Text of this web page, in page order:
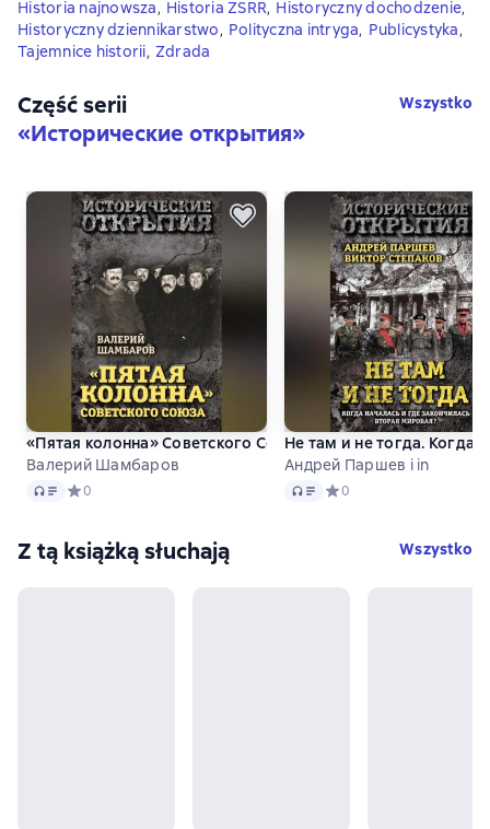
Historia najnowsza, Historia ZSRR, Historyczny dochodzenie,
Historyczny dziennikarstwo, Polityczna intryga, Publicystyka,
Tajemnice historii, Zdrada
Część serii
«Исторические открытия»
Wszystko
«Пятая колонна» Советского Союза
Валерий Шамбаров
Audio Средний рейтинг 0 на основе 0 оценок
0
Не там и не тогда. Когда
Андрей Паршев i in
Audio Средний рейтинг 0 на
0
Z tą książką słuchają Wszystko